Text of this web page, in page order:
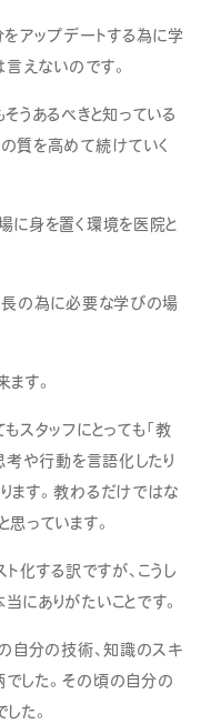
アップデートする為に学
言えないのです。
うあるべきと知っている
質を高めて続けていく
に身を置く環境を医院と
長の為に必要な学びの場
す。
スタッフにとっても「教
考や行動を言語化したり
ます。教わるだけではな
っています。
化する訳ですが、こうし
ありがたいことです。
自分の技術、知識のスキ
した。その頃の自分の
た。